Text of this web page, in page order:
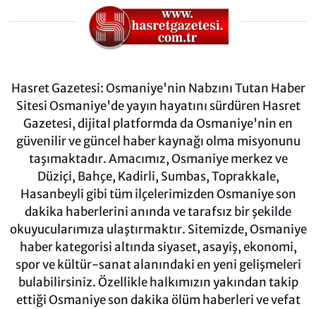
Hasret Gazetesi: Osmaniye'nin Nabzını Tutan Haber
Sitesi Osmaniye'de yayın hayatını sürdüren Hasret
Gazetesi, dijital platformda da Osmaniye'nin en
güvenilir ve güncel haber kaynağı olma misyonunu
taşımaktadır. Amacımız, Osmaniye merkez ve
Düziçi, Bahçe, Kadirli, Sumbas, Toprakkale,
Hasanbeyli gibi tüm ilçelerimizden Osmaniye son
dakika haberlerini anında ve tarafsız bir şekilde
okuyucularımıza ulaştırmaktır. Sitemizde, Osmaniye
haber kategorisi altında siyaset, asayiş, ekonomi,
spor ve kültür-sanat alanındaki en yeni gelişmeleri
bulabilirsiniz. Özellikle halkımızın yakından takip
ettiği Osmaniye son dakika ölüm haberleri ve vefat